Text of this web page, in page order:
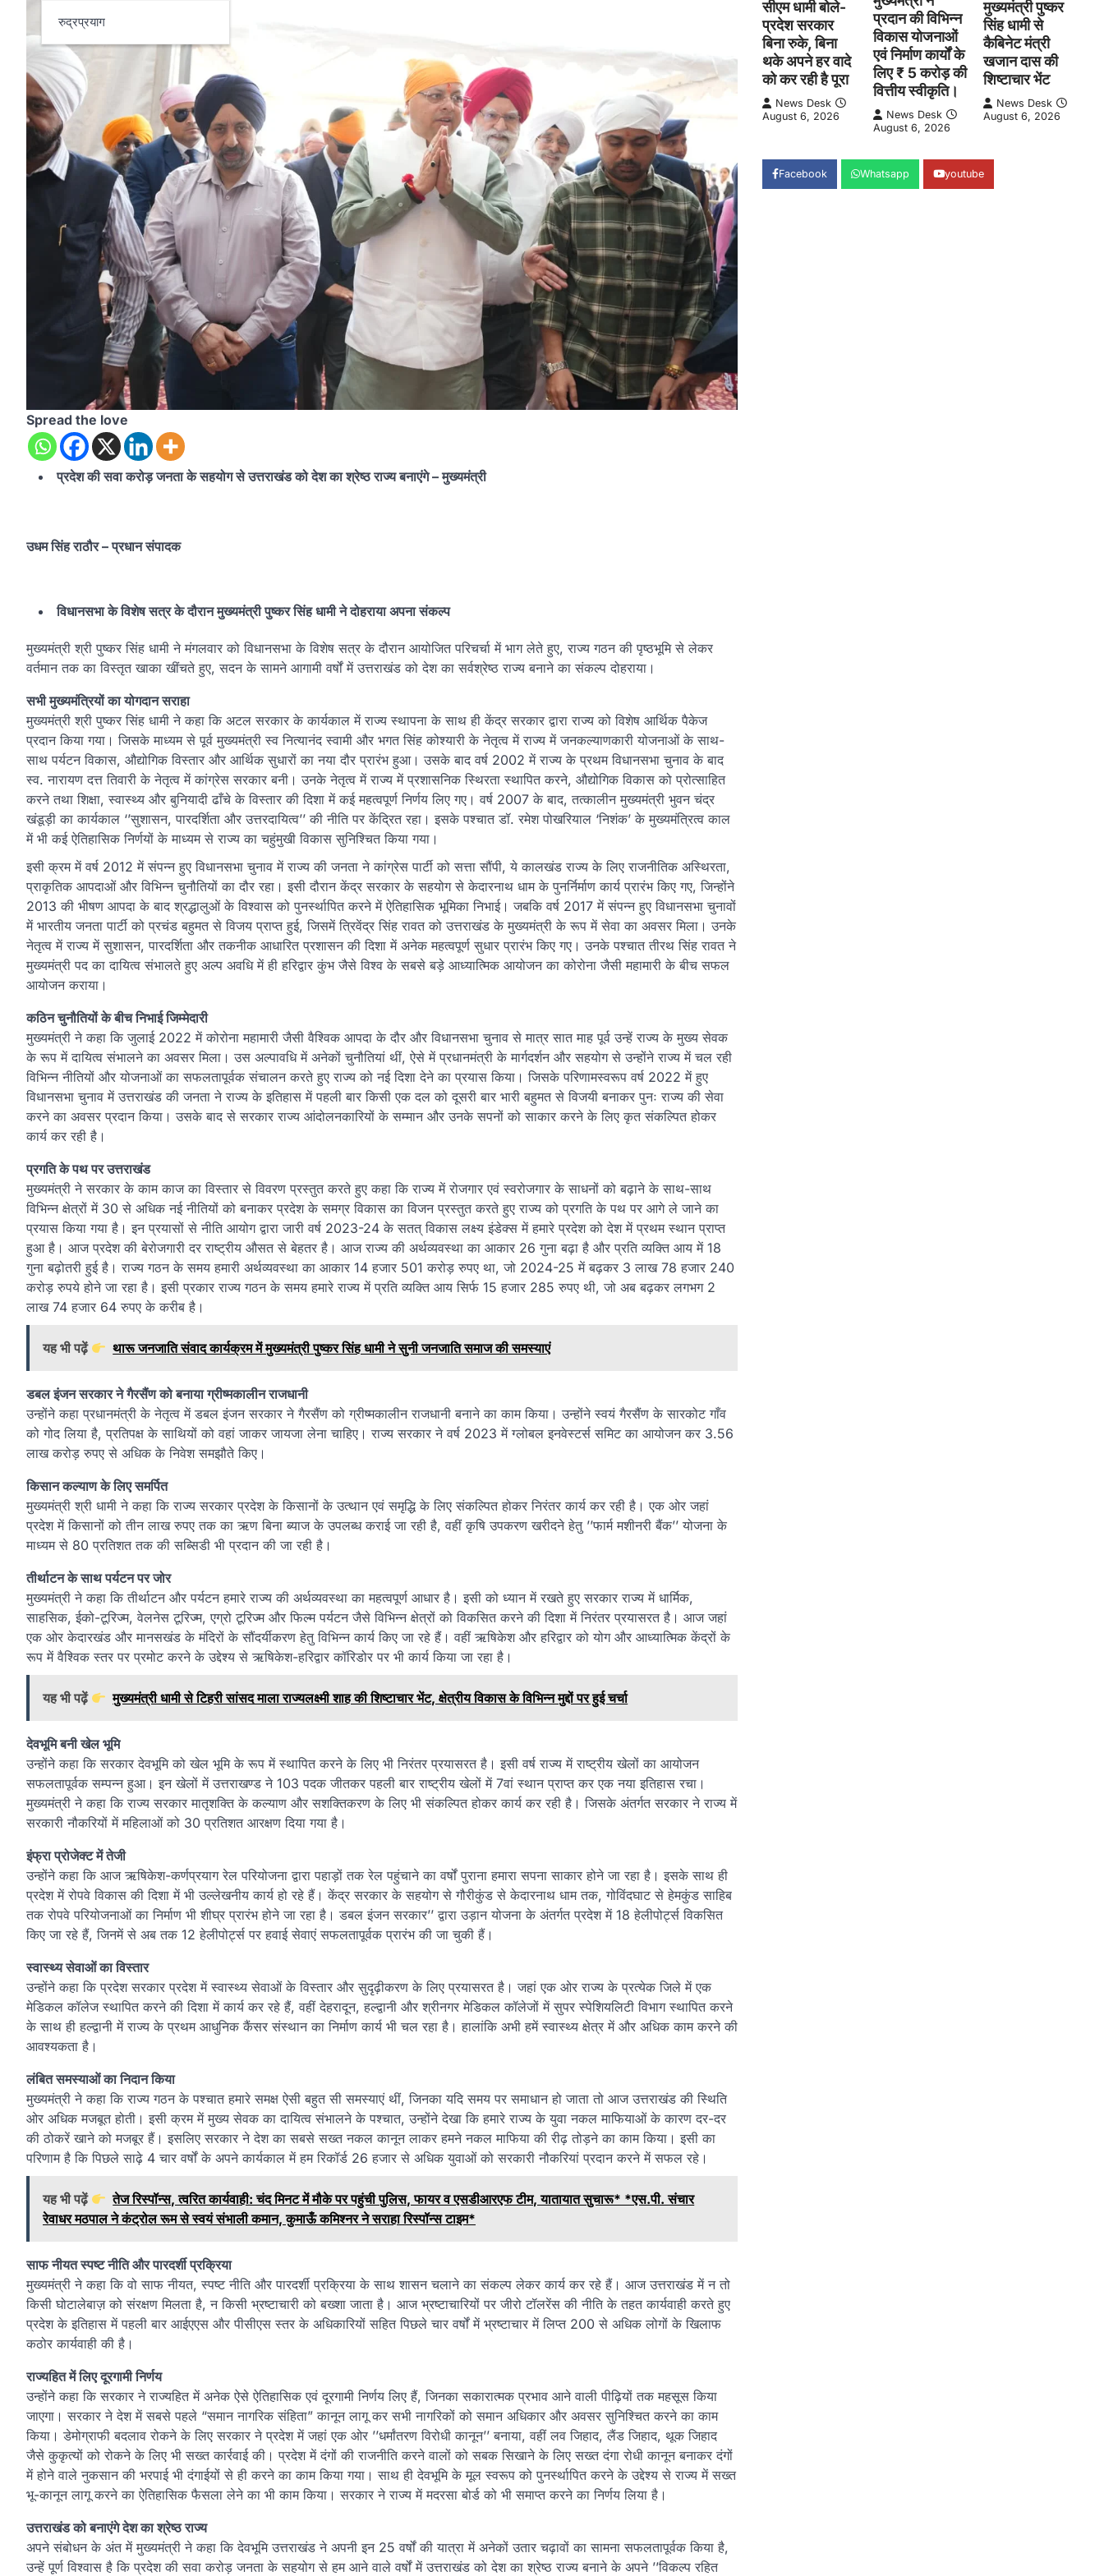
रुद्रप्रयाग
Spread the love
प्रदेश की सवा करोड़ जनता के सहयोग से उत्तराखंड को देश का श्रेष्ठ राज्य बनाएंगे – मुख्यमंत्री
उधम सिंह राठौर – प्रधान संपादक
विधानसभा के विशेष सत्र के दौरान मुख्यमंत्री पुष्कर सिंह धामी ने दोहराया अपना संकल्प
मुख्यमंत्री श्री पुष्कर सिंह धामी ने मंगलवार को विधानसभा के विशेष सत्र के दौरान आयोजित परिचर्चा में भाग लेते हुए, राज्य गठन की पृष्ठभूमि से लेकर
वर्तमान तक का विस्तृत खाका खींचते हुए, सदन के सामने आगामी वर्षों में उत्तराखंड को देश का सर्वश्रेष्ठ राज्य बनाने का संकल्प दोहराया।
सभी मुख्यमंत्रियों का योगदान सराहा
मुख्यमंत्री श्री पुष्कर सिंह धामी ने कहा कि अटल सरकार के कार्यकाल में राज्य स्थापना के साथ ही केंद्र सरकार द्वारा राज्य को विशेष आर्थिक पैकेज
प्रदान किया गया। जिसके माध्यम से पूर्व मुख्यमंत्री स्व नित्यानंद स्वामी और भगत सिंह कोश्यारी के नेतृत्व में राज्य में जनकल्याणकारी योजनाओं के साथ-
साथ पर्यटन विकास, औद्योगिक विस्तार और आर्थिक सुधारों का नया दौर प्रारंभ हुआ। उसके बाद वर्ष 2002 में राज्य के प्रथम विधानसभा चुनाव के बाद
स्व. नारायण दत्त तिवारी के नेतृत्व में कांग्रेस सरकार बनी। उनके नेतृत्व में राज्य में प्रशासनिक स्थिरता स्थापित करने, औद्योगिक विकास को प्रोत्साहित
करने तथा शिक्षा, स्वास्थ्य और बुनियादी ढाँचे के विस्तार की दिशा में कई महत्वपूर्ण निर्णय लिए गए। वर्ष 2007 के बाद, तत्कालीन मुख्यमंत्री भुवन चंद्र
खंडूड़ी का कार्यकाल ‘’सुशासन, पारदर्शिता और उत्तरदायित्व’’ की नीति पर केंद्रित रहा। इसके पश्चात डॉ. रमेश पोखरियाल ‘निशंक’ के मुख्यमंत्रित्व काल
में भी कई ऐतिहासिक निर्णयों के माध्यम से राज्य का चहुंमुखी विकास सुनिश्चित किया गया।
इसी क्रम में वर्ष 2012 में संपन्न हुए विधानसभा चुनाव में राज्य की जनता ने कांग्रेस पार्टी को सत्ता सौंपी, ये कालखंड राज्य के लिए राजनीतिक अस्थिरता,
प्राकृतिक आपदाओं और विभिन्न चुनौतियों का दौर रहा। इसी दौरान केंद्र सरकार के सहयोग से केदारनाथ धाम के पुनर्निर्माण कार्य प्रारंभ किए गए, जिन्होंने
2013 की भीषण आपदा के बाद श्रद्धालुओं के विश्वास को पुनर्स्थापित करने में ऐतिहासिक भूमिका निभाई। जबकि वर्ष 2017 में संपन्न हुए विधानसभा चुनावों
में भारतीय जनता पार्टी को प्रचंड बहुमत से विजय प्राप्त हुई, जिसमें त्रिवेंद्र सिंह रावत को उत्तराखंड के मुख्यमंत्री के रूप में सेवा का अवसर मिला। उनके
नेतृत्व में राज्य में सुशासन, पारदर्शिता और तकनीक आधारित प्रशासन की दिशा में अनेक महत्वपूर्ण सुधार प्रारंभ किए गए। उनके पश्चात तीरथ सिंह रावत ने
मुख्यमंत्री पद का दायित्व संभालते हुए अल्प अवधि में ही हरिद्वार कुंभ जैसे विश्व के सबसे बड़े आध्यात्मिक आयोजन का कोरोना जैसी महामारी के बीच सफल
आयोजन कराया।
कठिन चुनौतियों के बीच निभाई जिम्मेदारी
मुख्यमंत्री ने कहा कि जुलाई 2022 में कोरोना महामारी जैसी वैश्विक आपदा के दौर और विधानसभा चुनाव से मात्र सात माह पूर्व उन्हें राज्य के मुख्य सेवक
के रूप में दायित्व संभालने का अवसर मिला। उस अल्पावधि में अनेकों चुनौतियां थीं, ऐसे में प्रधानमंत्री के मार्गदर्शन और सहयोग से उन्होंने राज्य में चल रही
विभिन्न नीतियों और योजनाओं का सफलतापूर्वक संचालन करते हुए राज्य को नई दिशा देने का प्रयास किया। जिसके परिणामस्वरूप वर्ष 2022 में हुए
विधानसभा चुनाव में उत्तराखंड की जनता ने राज्य के इतिहास में पहली बार किसी एक दल को दूसरी बार भारी बहुमत से विजयी बनाकर पुनः राज्य की सेवा
करने का अवसर प्रदान किया। उसके बाद से सरकार राज्य आंदोलनकारियों के सम्मान और उनके सपनों को साकार करने के लिए कृत संकल्पित होकर
कार्य कर रही है।
प्रगति के पथ पर उत्तराखंड
मुख्यमंत्री ने सरकार के काम काज का विस्तार से विवरण प्रस्तुत करते हुए कहा कि राज्य में रोजगार एवं स्वरोजगार के साधनों को बढ़ाने के साथ-साथ
विभिन्न क्षेत्रों में 30 से अधिक नई नीतियों को बनाकर प्रदेश के समग्र विकास का विजन प्रस्तुत करते हुए राज्य को प्रगति के पथ पर आगे ले जाने का
प्रयास किया गया है। इन प्रयासों से नीति आयोग द्वारा जारी वर्ष 2023-24 के सतत् विकास लक्ष्य इंडेक्स में हमारे प्रदेश को देश में प्रथम स्थान प्राप्त
हुआ है। आज प्रदेश की बेरोजगारी दर राष्ट्रीय औसत से बेहतर है। आज राज्य की अर्थव्यवस्था का आकार 26 गुना बढ़ा है और प्रति व्यक्ति आय में 18
गुना बढ़ोतरी हुई है। राज्य गठन के समय हमारी अर्थव्यवस्था का आकार 14 हजार 501 करोड़ रुपए था, जो 2024-25 में बढ़कर 3 लाख 78 हजार 240
करोड़ रुपये होने जा रहा है। इसी प्रकार राज्य गठन के समय हमारे राज्य में प्रति व्यक्ति आय सिर्फ 15 हजार 285 रुपए थी, जो अब बढ़कर लगभग 2
लाख 74 हजार 64 रुपए के करीब है।
यह भी पढ़ें थारू जनजाति संवाद कार्यक्रम में मुख्यमंत्री पुष्कर सिंह धामी ने सुनी जनजाति समाज की समस्याएं
डबल इंजन सरकार ने गैरसैंण को बनाया ग्रीष्मकालीन राजधानी
उन्होंने कहा प्रधानमंत्री के नेतृत्व में डबल इंजन सरकार ने गैरसैंण को ग्रीष्मकालीन राजधानी बनाने का काम किया। उन्होंने स्वयं गैरसैंण के सारकोट गाँव
को गोद लिया है, प्रतिपक्ष के साथियों को वहां जाकर जायजा लेना चाहिए। राज्य सरकार ने वर्ष 2023 में ग्लोबल इनवेस्टर्स समिट का आयोजन कर 3.56
लाख करोड़ रुपए से अधिक के निवेश समझौते किए।
किसान कल्याण के लिए समर्पित
मुख्यमंत्री श्री धामी ने कहा कि राज्य सरकार प्रदेश के किसानों के उत्थान एवं समृद्धि के लिए संकल्पित होकर निरंतर कार्य कर रही है। एक ओर जहां
प्रदेश में किसानों को तीन लाख रुपए तक का ऋण बिना ब्याज के उपलब्ध कराई जा रही है, वहीं कृषि उपकरण खरीदने हेतु ’’फार्म मशीनरी बैंक’’ योजना के
माध्यम से 80 प्रतिशत तक की सब्सिडी भी प्रदान की जा रही है।
तीर्थाटन के साथ पर्यटन पर जोर
मुख्यमंत्री ने कहा कि तीर्थाटन और पर्यटन हमारे राज्य की अर्थव्यवस्था का महत्वपूर्ण आधार है। इसी को ध्यान में रखते हुए सरकार राज्य में धार्मिक,
साहसिक, ईको-टूरिज्म, वेलनेस टूरिज्म, एग्रो टूरिज्म और फिल्म पर्यटन जैसे विभिन्न क्षेत्रों को विकसित करने की दिशा में निरंतर प्रयासरत है। आज जहां
एक ओर केदारखंड और मानसखंड के मंदिरों के सौंदर्यीकरण हेतु विभिन्न कार्य किए जा रहे हैं। वहीं ऋषिकेश और हरिद्वार को योग और आध्यात्मिक केंद्रों के
रूप में वैश्विक स्तर पर प्रमोट करने के उद्देश्य से ऋषिकेश-हरिद्वार कॉरिडोर पर भी कार्य किया जा रहा है।
यह भी पढ़ें मुख्यमंत्री धामी से टिहरी सांसद माला राज्यलक्ष्मी शाह की शिष्टाचार भेंट, क्षेत्रीय विकास के विभिन्न मुद्दों पर हुई चर्चा
देवभूमि बनी खेल भूमि
उन्होंने कहा कि सरकार देवभूमि को खेल भूमि के रूप में स्थापित करने के लिए भी निरंतर प्रयासरत है। इसी वर्ष राज्य में राष्ट्रीय खेलों का आयोजन
सफलतापूर्वक सम्पन्न हुआ। इन खेलों में उत्तराखण्ड ने 103 पदक जीतकर पहली बार राष्ट्रीय खेलों में 7वां स्थान प्राप्त कर एक नया इतिहास रचा।
मुख्यमंत्री ने कहा कि राज्य सरकार मातृशक्ति के कल्याण और सशक्तिकरण के लिए भी संकल्पित होकर कार्य कर रही है। जिसके अंतर्गत सरकार ने राज्य में
सरकारी नौकरियों में महिलाओं को 30 प्रतिशत आरक्षण दिया गया है।
इंफ्रा प्रोजेक्ट में तेजी
उन्होंने कहा कि आज ऋषिकेश-कर्णप्रयाग रेल परियोजना द्वारा पहाड़ों तक रेल पहुंचाने का वर्षों पुराना हमारा सपना साकार होने जा रहा है। इसके साथ ही
प्रदेश में रोपवे विकास की दिशा में भी उल्लेखनीय कार्य हो रहे हैं। केंद्र सरकार के सहयोग से गौरीकुंड से केदारनाथ धाम तक, गोविंदघाट से हेमकुंड साहिब
तक रोपवे परियोजनाओं का निर्माण भी शीघ्र प्रारंभ होने जा रहा है। डबल इंजन सरकार’’ द्वारा उड़ान योजना के अंतर्गत प्रदेश में 18 हेलीपोर्ट्स विकसित
किए जा रहे हैं, जिनमें से अब तक 12 हेलीपोर्ट्स पर हवाई सेवाएं सफलतापूर्वक प्रारंभ की जा चुकी हैं।
स्वास्थ्य सेवाओं का विस्तार
उन्होंने कहा कि प्रदेश सरकार प्रदेश में स्वास्थ्य सेवाओं के विस्तार और सुदृढ़ीकरण के लिए प्रयासरत है। जहां एक ओर राज्य के प्रत्येक जिले में एक
मेडिकल कॉलेज स्थापित करने की दिशा में कार्य कर रहे हैं, वहीं देहरादून, हल्द्वानी और श्रीनगर मेडिकल कॉलेजों में सुपर स्पेशियलिटी विभाग स्थापित करने
के साथ ही हल्द्वानी में राज्य के प्रथम आधुनिक कैंसर संस्थान का निर्माण कार्य भी चल रहा है। हालांकि अभी हमें स्वास्थ्य क्षेत्र में और अधिक काम करने की
आवश्यकता है।
लंबित समस्याओं का निदान किया
मुख्यमंत्री ने कहा कि राज्य गठन के पश्चात हमारे समक्ष ऐसी बहुत सी समस्याएं थीं, जिनका यदि समय पर समाधान हो जाता तो आज उत्तराखंड की स्थिति
ओर अधिक मजबूत होती। इसी क्रम में मुख्य सेवक का दायित्व संभालने के पश्चात, उन्होंने देखा कि हमारे राज्य के युवा नकल माफियाओं के कारण दर-दर
की ठोकरें खाने को मजबूर हैं। इसलिए सरकार ने देश का सबसे सख्त नकल कानून लाकर हमने नकल माफिया की रीढ़ तोड़ने का काम किया। इसी का
परिणाम है कि पिछले साढ़े 4 चार वर्षों के अपने कार्यकाल में हम रिकॉर्ड 26 हजार से अधिक युवाओं को सरकारी नौकरियां प्रदान करने में सफल रहे।
यह भी पढ़ें
तेज रिस्पॉन्स, त्वरित कार्यवाही: चंद मिनट में मौके पर पहुंची पुलिस, फायर व एसडीआरएफ टीम, यातायात सुचारू* *एस.पी. संचार
रेवाधर मठपाल ने कंट्रोल रूम से स्वयं संभाली कमान, कुमाऊँ कमिश्नर ने सराहा रिस्पॉन्स टाइम*
साफ नीयत स्पष्ट नीति और पारदर्शी प्रक्रिया
मुख्यमंत्री ने कहा कि वो साफ नीयत, स्पष्ट नीति और पारदर्शी प्रक्रिया के साथ शासन चलाने का संकल्प लेकर कार्य कर रहे हैं। आज उत्तराखंड में न तो
किसी घोटालेबाज़ को संरक्षण मिलता है, न किसी भ्रष्टाचारी को बख्शा जाता है। आज भ्रष्टाचारियों पर जीरो टॉलरेंस की नीति के तहत कार्यवाही करते हुए
प्रदेश के इतिहास में पहली बार आईएएस और पीसीएस स्तर के अधिकारियों सहित पिछले चार वर्षों में भ्रष्टाचार में लिप्त 200 से अधिक लोगों के खिलाफ
कठोर कार्यवाही की है।
राज्यहित में लिए दूरगामी निर्णय
उन्होंने कहा कि सरकार ने राज्यहित में अनेक ऐसे ऐतिहासिक एवं दूरगामी निर्णय लिए हैं, जिनका सकारात्मक प्रभाव आने वाली पीढ़ियों तक महसूस किया
जाएगा। सरकार ने देश में सबसे पहले “समान नागरिक संहिता” कानून लागू कर सभी नागरिकों को समान अधिकार और अवसर सुनिश्चित करने का काम
किया। डेमोग्राफी बदलाव रोकने के लिए सरकार ने प्रदेश में जहां एक ओर ’’धर्मांतरण विरोधी कानून’’ बनाया, वहीं लव जिहाद, लैंड जिहाद, थूक जिहाद
जैसे कुकृत्यों को रोकने के लिए भी सख्त कार्रवाई की। प्रदेश में दंगों की राजनीति करने वालों को सबक सिखाने के लिए सख्त दंगा रोधी कानून बनाकर दंगों
में होने वाले नुकसान की भरपाई भी दंगाईयों से ही करने का काम किया गया। साथ ही देवभूमि के मूल स्वरूप को पुनर्स्थापित करने के उद्देश्य से राज्य में सख्त
भू-कानून लागू करने का ऐतिहासिक फैसला लेने का भी काम किया। सरकार ने राज्य में मदरसा बोर्ड को भी समाप्त करने का निर्णय लिया है।
उत्तराखंड को बनाएंगे देश का श्रेष्ठ राज्य
अपने संबोधन के अंत में मुख्यमंत्री ने कहा कि देवभूमि उत्तराखंड ने अपनी इन 25 वर्षों की यात्रा में अनेकों उतार चढ़ावों का सामना सफलतापूर्वक किया है,
उन्हें पूर्ण विश्वास है कि प्रदेश की सवा करोड़ जनता के सहयोग से हम आने वाले वर्षों में उत्तराखंड को देश का श्रेष्ठ राज्य बनाने के अपने ’’विकल्प रहित
सीएम धामी बोले-
प्रदेश सरकार
बिना रुके, बिना
थके अपने हर वादे
को कर रही है पूरा
News Desk
August 6, 2026
प्रदान की विभिन्न
विकास योजनाओं
एवं निर्माण कार्यों के
लिए ₹ 5 करोड़ की
वित्तीय स्वीकृति।
News Desk
August 6, 2026
मुख्यमंत्री पुष्कर
सिंह धामी से
कैबिनेट मंत्री
खजान दास की
शिष्टाचार भेंट
News Desk
August 6, 2026
Facebook Whatsapp youtube